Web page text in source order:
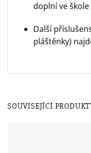
doplní ve škole
Další
pláštěnky)
SOUVISEJÍCÍ